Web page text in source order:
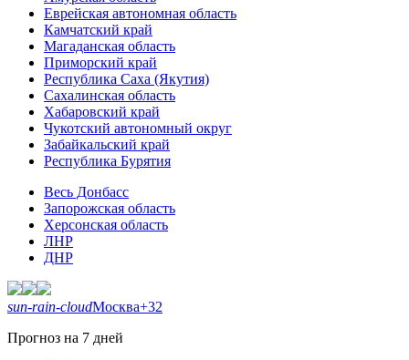
Еврейская автономная область
Камчатский край
Магаданская область
Приморский край
Республика Саха (Якутия)
Сахалинская область
Хабаровский край
Чукотский автономный округ
Забайкальский край
Республика Бурятия
Весь Донбасс
Запорожская область
Херсонская область
ЛНР
ДНР
sun-rain-cloudМосква+32
Прогноз на 7 дней